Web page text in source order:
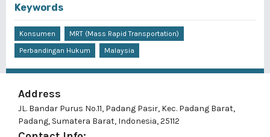
Keywords
Konsumen
MRT (Mass Rapid Transportation)
Perbandingan Hukum
Malaysia
Address
JL. Bandar Purus No.11, Padang Pasir, Kec. Padang Barat,
Padang, Sumatera Barat, Indonesia, 25112